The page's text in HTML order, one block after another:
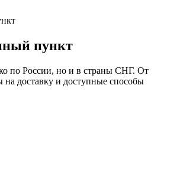
пункт
по России, но и в страны СНГ. От
на доставку и доступные способы